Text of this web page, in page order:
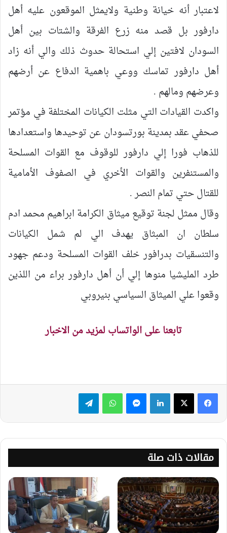
لاعتبار أنه خيانة وطنية ولايمثل الموقعون عليه أهل
دارفور بل قصد منه زرع الفرقة والشتات بين أهل
السودان لافتين إلي استحالة حدوث ذلك والي أنه زاد
أهل دارفور تماسك ووعي باهمية الدفاع عن أرضهم
وعرضهم ومالهم .
واكدت القيادات التي مثلت الكيانات المختلفة في مؤتمر
صحفي عقد بمدينة بورتسودان عن توحيدها واستعدادها
للذهاب فورا إلي دارفور للوقوف مع القوات المسلحة
والمستنفرين والقوات الأخري في الصفوف الأمامية
للقتال حتي تمام النصر .
وقال ممثل لجنة توقيع ميثاق الكرامة ابراهيم محمد ادم
سلطان ان المبثاق يهدف الي لم شمل الكيانات
والتنسقيات بدرافور خلف القوات المسلحة ودعم جهود
طرد المليشيا منوها إلي أن أهل دارفور براء من اللذين
وقعوا علي الميثاق السياسي بنيروبي
تابعنا على الواتساب لمزيد من الاخبار
لينكدإن ماسنجر واتساب تيلقرام
مقالات ذات صلة